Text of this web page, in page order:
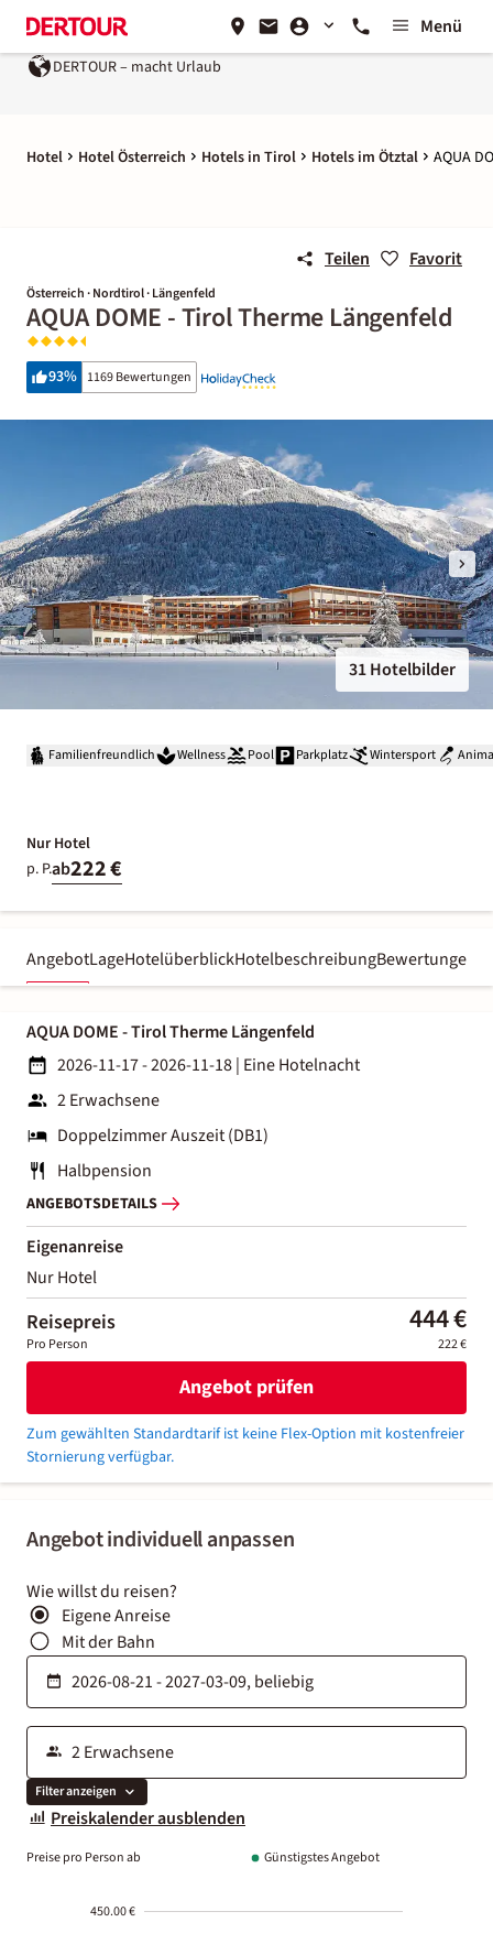
Menü
DERTOUR – macht Urlaub
Hotel Hotel Österreich Hotels in Tirol Hotels im Ötztal AQUA
Teilen Favorit
Österreich · Nordtirol · Längenfeld
AQUA DOME - Tirol Therme Längenfeld
93% 1169 Bewertungen
31 Hotelbilder
Familienfreundlich Wellness Pool Parkplatz Wintersport
Nur Hotel
p. P.ab222 €
AngebotLageHotelüberblickHotelbeschreibungBewertungen
Angebot individuell anpassen
Wie willst du reisen?
Eigene Anreise
Mit der Bahn
Filter anzeigen
Preiskalender ausblenden
Preise pro Person ab Günstigstes Angebot
450.00 €
AQUA DOME - Tirol Therme Längenfeld
2026-11-17 - 2026-11-18| Eine Hotelnacht
2 Erwachsene
Doppelzimmer Auszeit (DB1)
Halbpension
ANGEBOTSDETAILS
Eigenanreise
Nur Hotel
Reisepreis 444 €
Pro Person 222 €
Angebot prüfen
Zum gewählten Standardtarif ist keine Flex-Option mit kostenfreier
Stornierung verfügbar.